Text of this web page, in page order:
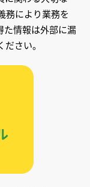
務により業務を
た情報は外部に漏
さい。